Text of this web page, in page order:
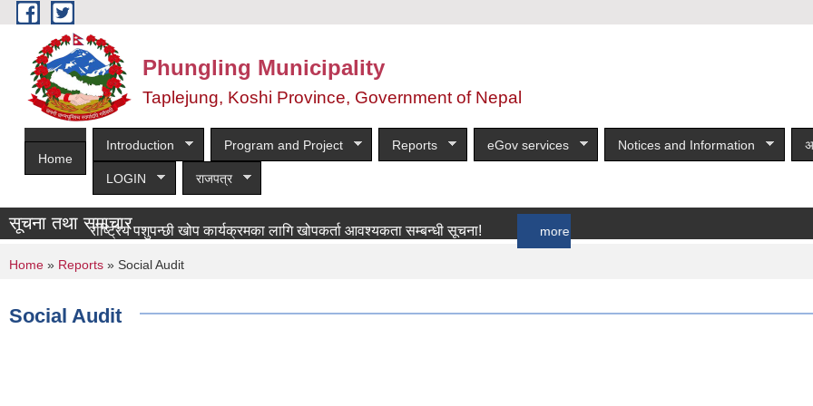
Skip to main content
Phungling Municipality
Taplejung, Koshi Province, Government of Nepal
Home
Introduction Program and Project Reports eGov services Notices and Information
LOGIN राजपत्र
सूचना तथा समाचार
राष्ट्रिय पशुपन्छी खोप कार्यक्रमका लागि खोपकर्ता आवश्यकता सम्बन्धी सूचना!
You are here
Home » Reports » Social Audit
Social Audit